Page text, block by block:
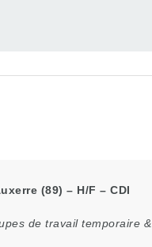
(89) – H/F – CDI
de travail temporaire &